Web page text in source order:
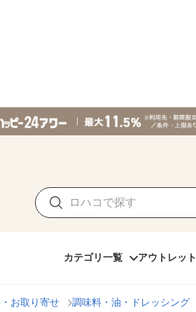
カテゴリ一覧 アウトレット
お取り寄せ 調味料・油・ドレッシング